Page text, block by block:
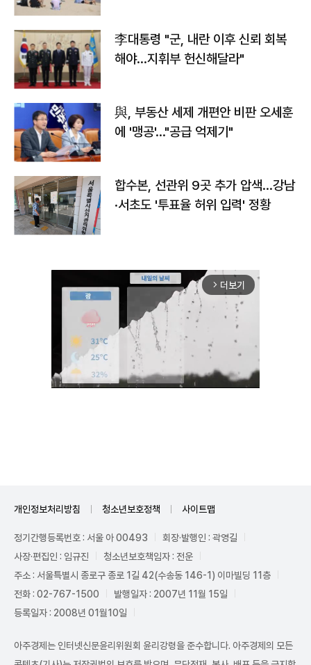
李대통령 "군, 내란 이후 신뢰 회복
해야…지휘부 헌신해달라"
與, 부동산 세제 개편안 비판 오세훈
에 '맹공'…"공급 억제기"
합수본, 선관위 9곳 추가 압색…강남
·서초도 '투표율 허위 입력' 정황
arrow_forward_ios 더보기
개인정보처리방침 청소년보호정책 사이트맵
정기간행등록번호 : 서울 아 00493
회장·발행인 : 곽영길
사장·편집인 : 임규진
청소년보호책임자 : 전운
주소 : 서울특별시 종로구 종로 1길 42(수송동 146-1) 이마빌딩 11층
전화 : 02-767-1500
발행일자 : 2007년 11월 15일
등록일자 : 2008년 01월10일
아주경제는 인터넷신문윤리위원회 윤리강령을 준수합니다. 아주경제의 모든